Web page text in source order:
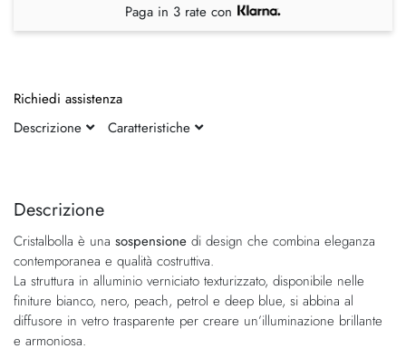
fine
galleria
di
immagini
della
di
immagini
Descrizione
Cristalbolla è una sospensione di design che combina eleganza
contemporanea e qualità costruttiva.
La struttura in alluminio verniciato texturizzato, disponibile nelle
finiture bianco, nero, peach, petrol e deep blue, si abbina al
diffusore in vetro trasparente per creare un’illuminazione brillante
e armoniosa.
Paga in 3 rate con
Richiedi assistenza
Descrizione
Caratteristiche